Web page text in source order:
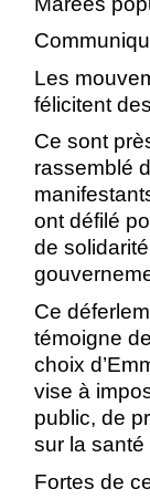
Les
félicitent
Ce sont
rassemblé
ont défilé
de
Ce
témoigne
choix
vise à
public, de
sur la
Fortes de